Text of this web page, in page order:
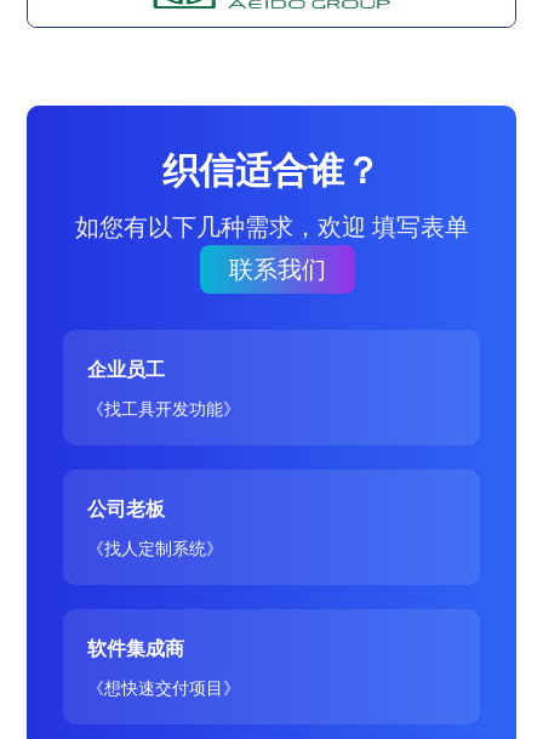
织信适合谁？
如您有以下几种需求，欢迎 填写表单
联系我们
企业员工
《找工具开发功能》
公司老板
《找人定制系统》
软件集成商
《想快速交付项目》